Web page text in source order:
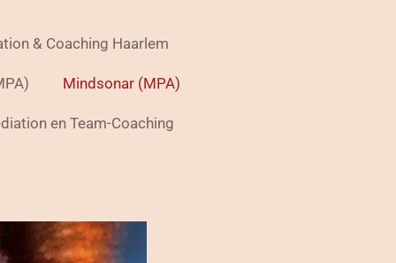
& Coaching Haarlem
Mindsonar (MPA)
en Team-Coaching